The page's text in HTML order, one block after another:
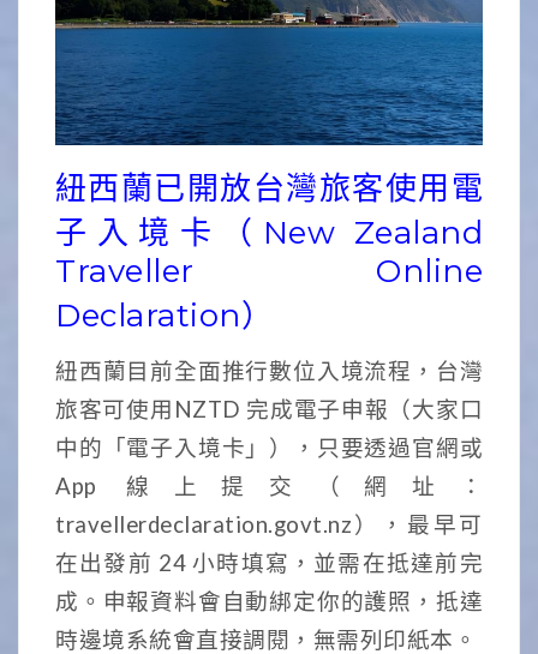
紐西蘭已開放台灣旅客使用電
子入境卡（New Zealand
Traveller Online
Declaration）
紐西蘭目前全面推行數位入境流程，台灣
旅客可使用NZTD 完成電子申報（大家口
中的「電子入境卡」），只要透過官網或
App 線上提交（網址：
travellerdeclaration.govt.nz），最早可
在出發前 24 小時填寫，並需在抵達前完
成。申報資料會自動綁定你的護照，抵達
時邊境系統會直接調閱，無需列印紙本。